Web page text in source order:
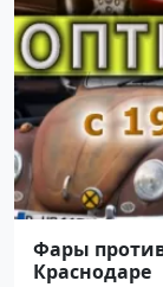
Фары
Краснодаре